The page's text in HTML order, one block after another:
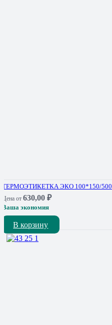
ТЕРМОЭТИКЕТКА ЭКО 100*150/500
Цена от 630,00 ₽
Ваша экономия
В корзину